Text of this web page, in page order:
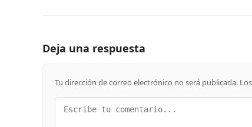
Deja una respuesta
Tu dirección de correo electrónico no será publicada.